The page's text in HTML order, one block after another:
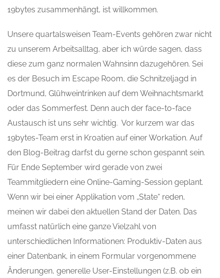
19bytes zusammenhängt, ist willkommen.
Unsere quartalsweisen Team-Events gehören zwar nicht
zu unserem Arbeitsalltag, aber ich würde sagen, dass
diese zum ganz normalen Wahnsinn dazugehören. Sei
es der Besuch im Escape Room, die Schnitzeljagd in
Dortmund, Glühweintrinken auf dem Weihnachtsmarkt
oder das Sommerfest. Denn auch der face-to-face
Austausch ist uns sehr wichtig. Vor kurzem war das
19bytes-Team erst in Kroatien auf einer Workation. Auf
den Blog-Beitrag darfst du gerne schon gespannt sein.
Für Ende September wird gerade von zwei
Teammitgliedern eine Online-Gaming-Session geplant.
Wenn wir bei einer Applikation vom „State“ reden,
meinen wir dabei den aktuellen Stand der Daten. Das
umfasst natürlich eine ganze Vielzahl von
unterschiedlichen Informationen: Produktiv-Daten aus
einer Datenbank, in einem Formular vorgenommene
Änderungen, generelle User-Einstellungen (z.B. ob ein